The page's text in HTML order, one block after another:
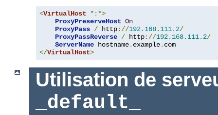
<VirtualHost
*:*>
ProxyPreserveHost On
ProxyPass / http://192.168. 111.2/
ProxyPassReverse / http://192.168. 111.2/
ServerName hostname. example.
</VirtualHost>
Utilisation de
_default_